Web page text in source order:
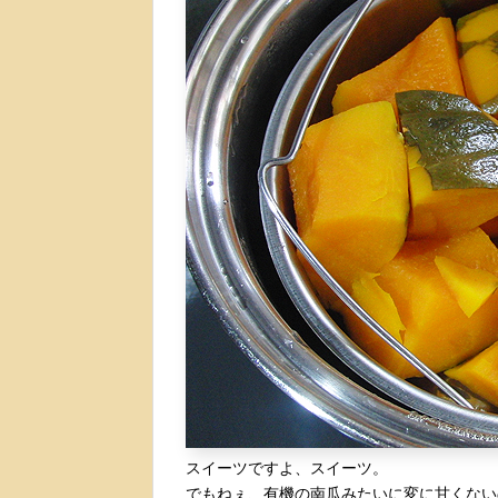
スイーツですよ、スイーツ。
でもねぇ、有機の南瓜みたいに変に甘くな